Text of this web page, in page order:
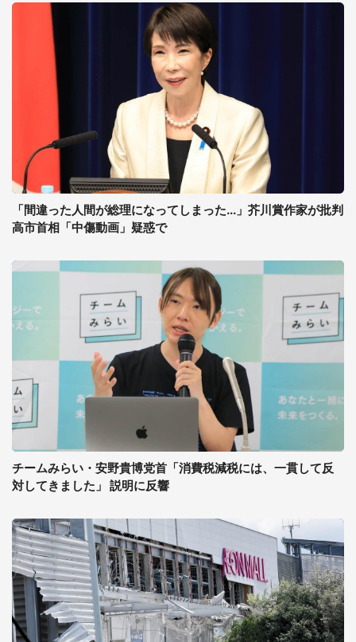
「間違った人間が総理になってしまった...」芥川賞作家が批判
高市首相「中傷動画」疑惑で
チームみらい・安野貴博党首「消費税減税には、一貫して反
対してきました」 説明に反響